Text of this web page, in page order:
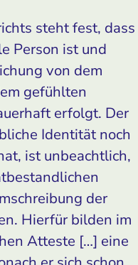
steht fest, dass
Person ist und
von dem
gefühlten
erfolgt. Der
Identität noch
ist unbeachtlich,
der
Hierfür bilden im
Atteste […] eine